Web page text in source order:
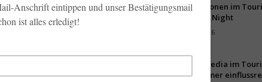
- 11. April 2016 2
der Aufnahme der direkten Flugverbindung
der Wirtschaftskammer Österreich...
Innovationen im
Start-up Night
31. Juli 2026
Social Media im
wird immer